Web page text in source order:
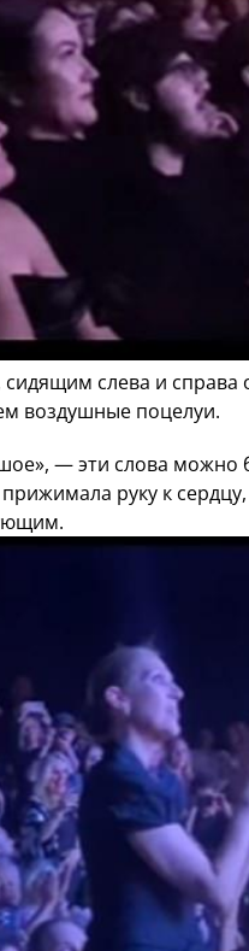
слева и справа
воздушные поцелуи.
— эти слова можно
руку к